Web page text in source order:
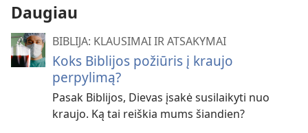
Daugiau
BIBLIJA: KLAUSIMAI IR ATSAKYMAI
Koks Biblijos požiūris į kraujo
perpylimą?
Pasak Biblijos, Dievas įsakė susilaikyti nuo
kraujo. Ką tai reiškia mums šiandien?